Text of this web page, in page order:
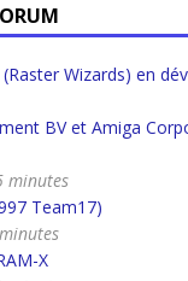
(Raster Wizards) en
BV et Amiga
minutes
Team17)
X